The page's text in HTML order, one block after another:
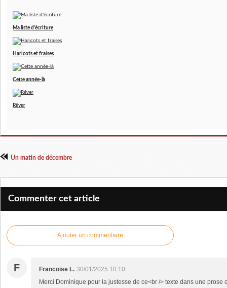
Ma liste d'écriture
Haricots et fraises
Cette année-là
Rêver
Un matin de décembre
Commenter cet article
Ajouter un commentaire
F Francoise L. 30/01/2025 10:10
Merci Dominique pour la justesse de ce<br /> texte dans une prose